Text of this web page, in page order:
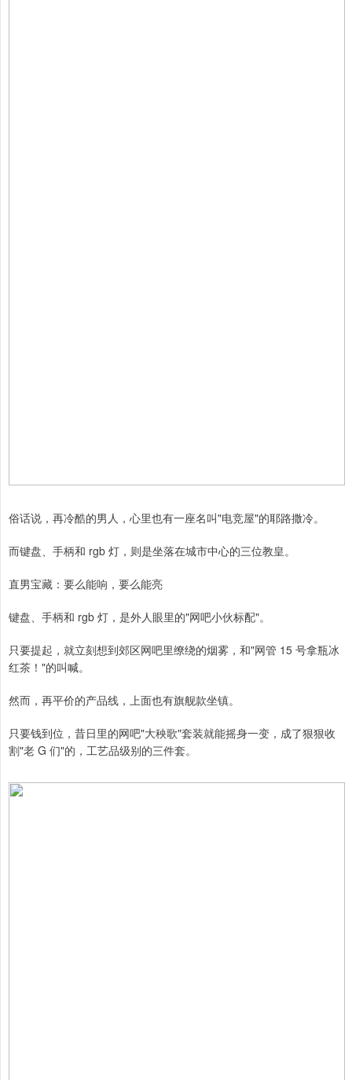
俗话说，再冷酷的男人，心里也有一座名叫"电竞屋"的耶路撒冷。
而键盘、手柄和 rgb 灯，则是坐落在城市中心的三位教皇。
直男宝藏：要么能响，要么能亮
键盘、手柄和 rgb 灯，是外人眼里的"网吧小伙标配"。
只要提起，就立刻想到郊区网吧里缭绕的烟雾，和"网管 15 号拿瓶冰
红茶！"的叫喊。
然而，再平价的产品线，上面也有旗舰款坐镇。
只要钱到位，昔日里的网吧"大秧歌"套装就能摇身一变，成了狠狠收
割"老 G 们"的，工艺品级别的三件套。